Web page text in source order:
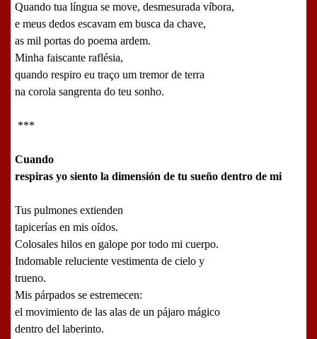
Quando tua língua se move, desmesurada víbora,
e meus dedos escavam em busca da chave,
as mil portas do poema ardem.
Minha faiscante raflésia,
quando respiro eu traço um tremor de terra
na corola sangrenta do teu sonho.
***
Cuando
respiras yo siento la dimensión de tu sueño dentro de mi
Tus pulmones extienden
tapicerías en mis oídos.
Colosales hilos en galope por todo mi cuerpo.
Indomable reluciente vestimenta de cielo y
trueno.
Mis párpados se estremecen:
el movimiento de las alas de un pájaro mágico
dentro del laberinto.